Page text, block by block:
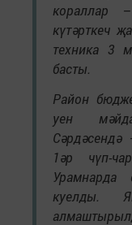
кораллар
күтәрткеч
техника 3
басты.
Район
уен
1әр чүп-
Урамнарда
куелды.